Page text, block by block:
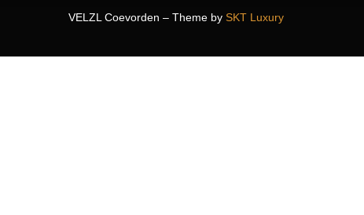
VELZL Coevorden – Theme by SKT Luxury